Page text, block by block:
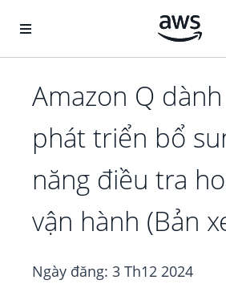
Amazon Q
phát triển bổ
năng điều tra
vận hành (Bản
Ngày đăng: 3 Th12 2024